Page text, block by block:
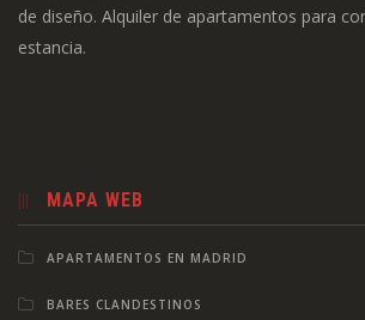
de diseño. Alquiler de apartamentos para
estancia.
MAPA WEB
APARTAMENTOS EN MADRID
BARES CLANDESTINOS